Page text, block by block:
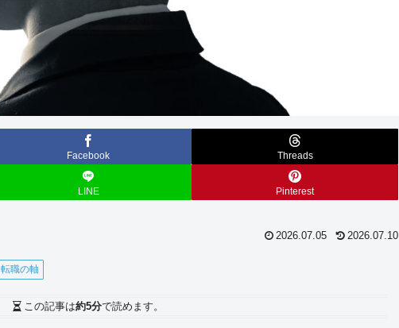
Facebook Threads
LINE Pinterest
2026.07.05 2026.07.10
転職の軸
この記事は約5分で読めます。